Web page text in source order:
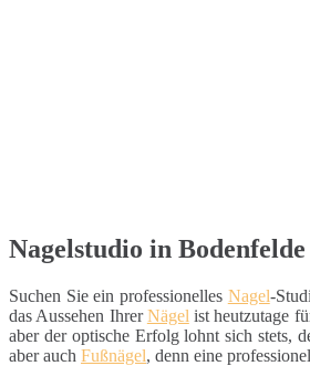
Nagelstudio in
Suchen Sie ein professionelles Nagel-
das Aussehen IhrerNägel ist heutzutage
aber der optische Erfolg lohnt sich stets,
aber auch Fußnägel, denn eine